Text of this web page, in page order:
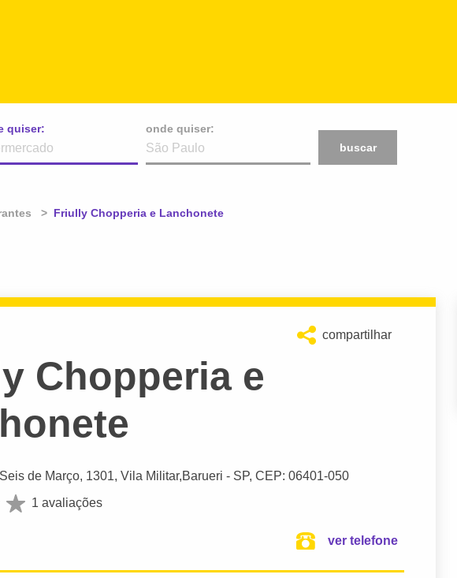
quiser:
onde quiser:
buscar
Atual:
Friully Chopperia e Lanchonete
compartilhar
Chopperia e
de Março, 1301, Vila Militar,Barueri - SP, CEP: 06401-050
1 avaliações
ver telefone